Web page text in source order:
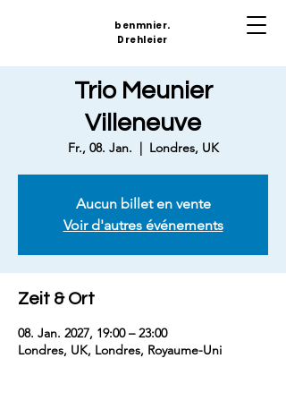
benmnier.
Drehleier
Trio Meunier
Villeneuve
Fr., 08. Jan.
  |
Londres, UK
Aucun billet en vente
Voir d'autres événements
Zeit & Ort
08. Jan. 2027, 19:00 – 23:00
Londres, UK, Londres, Royaume-Uni